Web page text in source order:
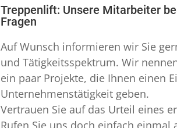
Treppenlift: Unsere Mitarbeiter
Fragen
Auf Wunsch informieren wir Sie
und Tätigkeitsspektrum. Wir
ein paar Projekte, die Ihnen einen
Unternehmenstätigkeit geben.
Vertrauen Sie auf das Urteil eines
Rufen Sie uns doch einfach einmal